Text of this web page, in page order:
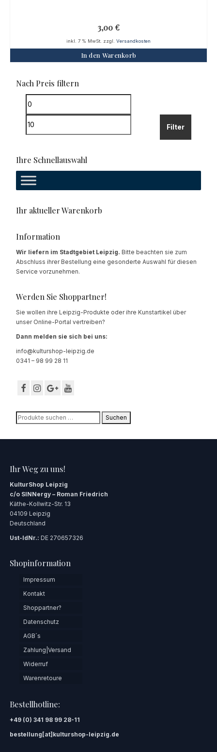
3,00 €
inkl. 7 % MwSt. zzgl. Versandkosten
In den Warenkorb
Nach Preis filtern
Min.
Max.
Filter
Ihre Schnellauswahl
Ihr aktueller Warenkorb
Information
Wir liefern im Stadtgebiet Leipzig. Bitte beachten sie zum
Abschluss ihrer Bestellung eine gesonderte Auswahl für diesen
Service vorzunehmen.
Werden Sie Shoppartner!
Sie wollen ihre Leipzig-Produkte oder ihre Kunstartikel über
unser Online-Portal vertreiben?
Dann melden sie sich bei uns:
info@kulturshop-leipzig.de
0341 – 98 99 28 11
Suchen
nach:
Suchen
Ihr Weg zu uns!
KulturShop Leipzig
c/o SINNergy – Roman Friedrich
Käthe-Kollwitz-Str. 13
04109 Leipzig
Deutschland
Ust-IdNr.: DE 270657326
Shopinformation
Impressum
Kontakt
Shoppartner?
Datenschutz
AGB´s
Zahlung|Versand
Widerruf
Warenretoure
Bestellhotline:
+49 (0) 341 98 99 28-11
bestellung[at]kulturshop-leipzig.de